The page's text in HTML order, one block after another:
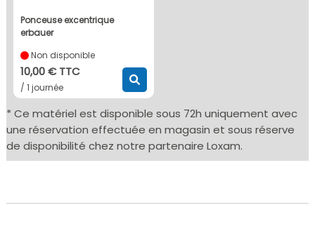
ponceuse excentrique
erbauer
Non disponible
10,00 € TTC
/ 1 journée
* Ce matériel est disponible sous 72h uniquement avec
une réservation effectuée en magasin et sous réserve
de disponibilité chez notre partenaire Loxam.